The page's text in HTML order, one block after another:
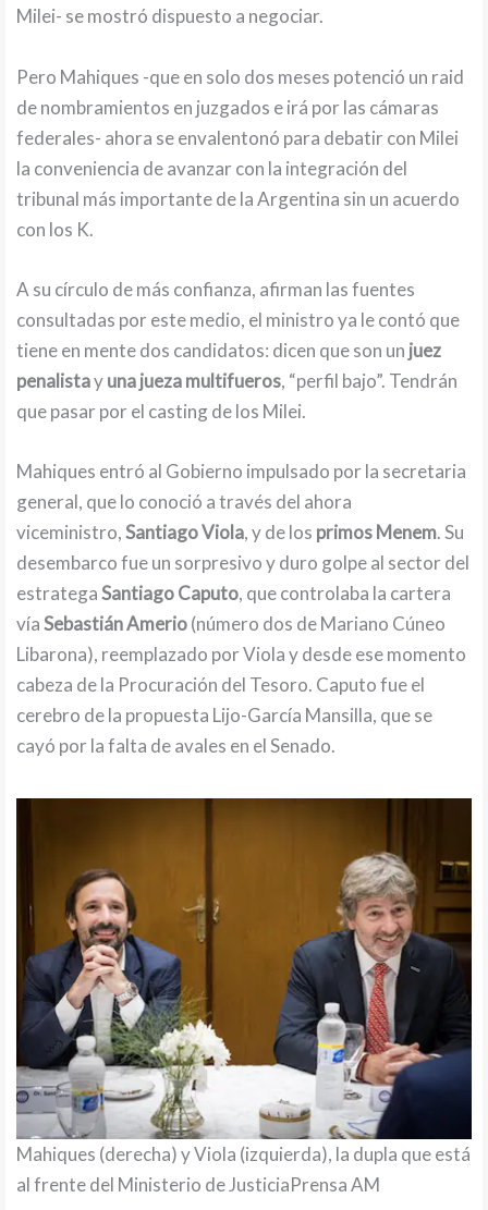
Milei- se mostró dispuesto a negociar.
Pero Mahiques -que en solo dos meses potenció un raid
de nombramientos en juzgados e irá por las cámaras
federales- ahora se envalentonó para debatir con Milei
la conveniencia de avanzar con la integración del
tribunal más importante de la Argentina sin un acuerdo
con los K.
A su círculo de más confianza, afirman las fuentes
consultadas por este medio, el ministro ya le contó que
tiene en mente dos candidatos: dicen que son un juez
penalistayuna jueza multifueros, “perfil bajo”. Tendrán
que pasar por el casting de los Milei.
Mahiques entró al Gobierno impulsado por la secretaria
general, que lo conoció a través del ahora
viceministro,Santiago Viola, y de los primos Menem. Su
desembarco fue un sorpresivo y duro golpe al sector del
estrategaSantiago Caputo, que controlaba la cartera
víaSebastián Amerio(número dos de Mariano Cúneo
Libarona), reemplazado por Viola y desde ese momento
cabeza de la Procuración del Tesoro. Caputo fue el
cerebro de la propuesta Lijo-García Mansilla, que se
cayó por la falta de avales en el Senado.
Mahiques (derecha) y Viola (izquierda), la dupla que está
al frente del Ministerio de JusticiaPrensa AM